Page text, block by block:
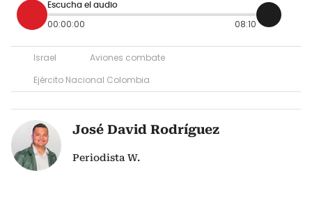
Escucha el audio
00:00:00 08:10
Israel
Aviones combate
Ejército Nacional Colombia
José David Rodríguez
Periodista W.